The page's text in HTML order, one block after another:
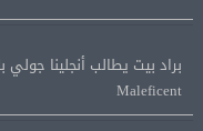
Maleficent